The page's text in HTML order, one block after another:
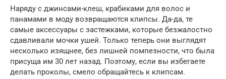
Наряду с джинсами-клеш, крабиками для волос и
панамами в моду возвращаются клипсы. Да-да, те
самые аксессуары с застежками, которые безжалостно
сдавливали мочки ушей. Только теперь они выглядят
несколько изящнее, без лишней помпезности, что была
присуща им 30 лет назад. Поэтому, если вы избегаете
делать проколы, смело обращайтесь к клипсам.